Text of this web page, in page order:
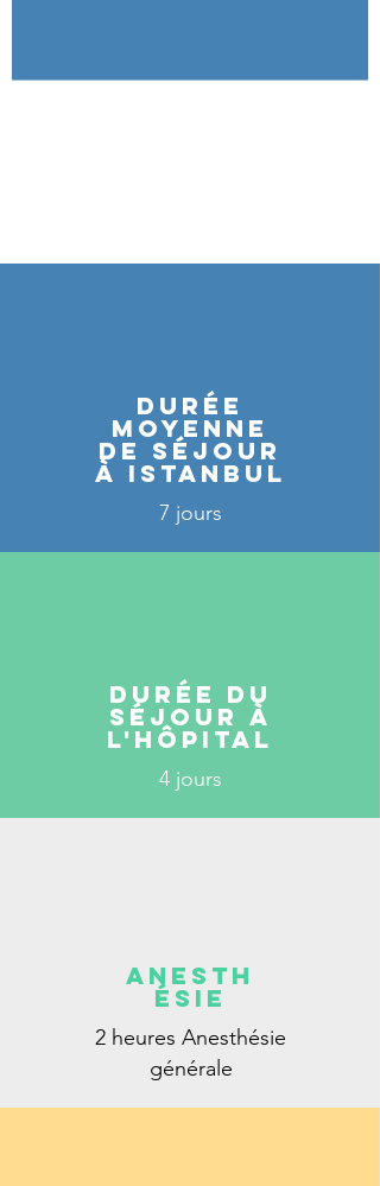
Durée
moyenne
de séjour
à Istanbul
7 jours
Durée du
séjour à
l'hôpital
4 jours
Anesth
ésie
2 heures Anesthésie
générale